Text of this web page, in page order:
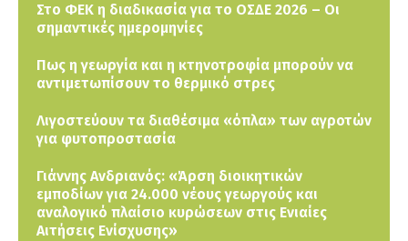
Στο ΦΕΚ η διαδικασία για το ΟΣΔΕ 2026 – Οι
σημαντικές ημερομηνίες
Πως η γεωργία και η κτηνοτροφία μπορούν να
αντιμετωπίσουν το θερμικό στρες
Λιγοστεύουν τα διαθέσιμα «όπλα» των αγροτών
για φυτοπροστασία
Γιάννης Ανδριανός: «Άρση διοικητικών
εμποδίων για 24.000 νέους γεωργούς και
αναλογικό πλαίσιο κυρώσεων στις Ενιαίες
Αιτήσεις Ενίσχυσης»